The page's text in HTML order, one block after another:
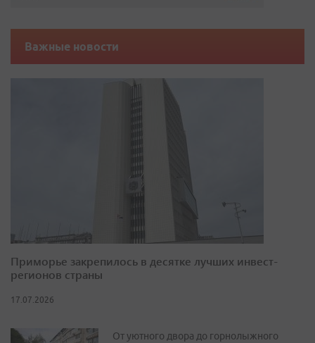
Важные новости
Приморье закрепилось в десятке лучших инвест-
регионов страны
17.07.2026
От уютного двора до горнолыжного